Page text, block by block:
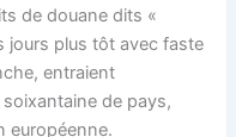
de douane dits «
jours plus tôt avec faste
entraient
de pays,
européenne.